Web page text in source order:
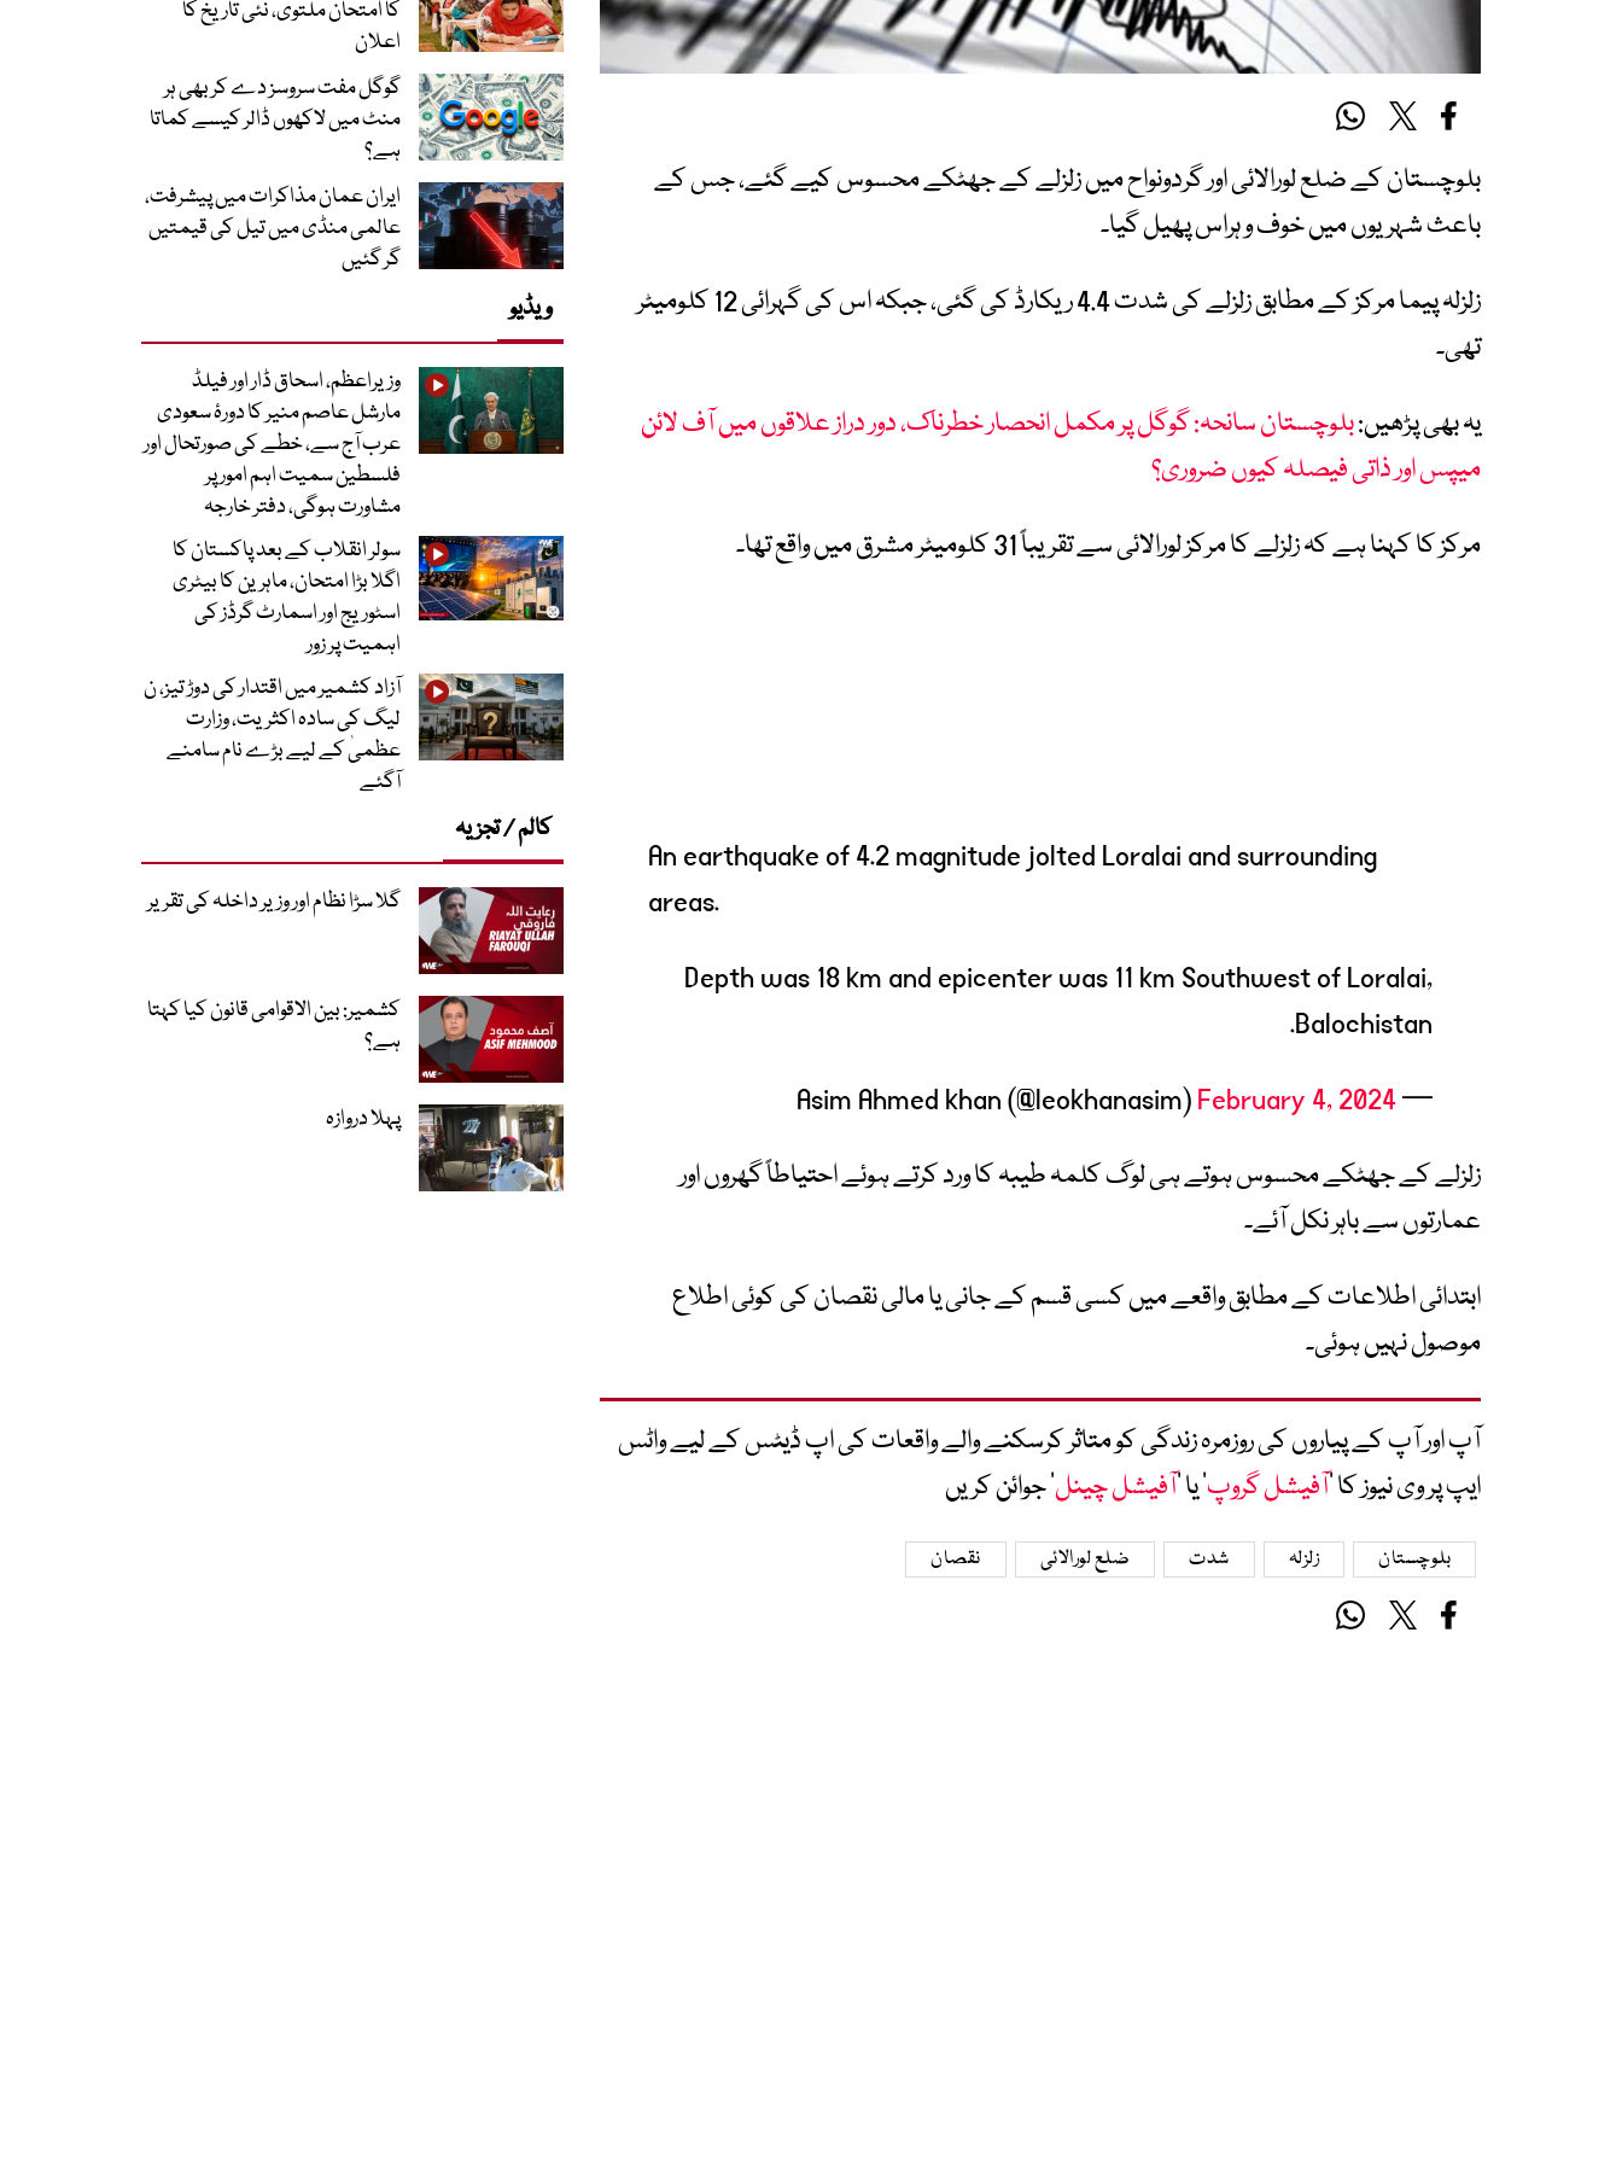
بلوچستان کے ضلع لورالائی اور گردونواح میں زلزلے کے جھٹکے محسوس کیے گئے، جس کے
باعث شہریوں میں خوف و ہراس پھیل گیا۔
زلزلہ پیما مرکز کے مطابق زلزلے کی شدت 4.4 ریکارڈ کی گئی، جبکہ اس کی گہرائی 12 کلومیٹر
تھی۔
یہ بھی پڑھیں:بلوچستان سانحہ: گوگل پر مکمل انحصار خطرناک، دور دراز علاقوں میں آف لائن
میپس اور ذاتی فیصلہ کیوں ضروری؟
مرکز کا کہنا ہے کہ زلزلے کا مرکز لورالائی سے تقریباً 31 کلومیٹر مشرق میں واقع تھا۔
An earthquake of 4.2 magnitude jolted Loralai and surrounding
areas.
Depth was 18 km and epicenter was 11 km Southwest of Loralai,
Balochistan.
— Asim Ahmed khan (@leokhanasim)
February 4, 2024
زلزلے کے جھٹکے محسوس ہوتے ہی لوگ کلمہ طیبہ کا ورد کرتے ہوئے احتیاطاً گھروں اور
عمارتوں سے باہر نکل آئے۔
ابتدائی اطلاعات کے مطابق واقعے میں کسی قسم کے جانی یا مالی نقصان کی کوئی اطلاع
موصول نہیں ہوئی۔
آپ اور آپ کے پیاروں کی روزمرہ زندگی کو متاثر کرسکنے والے واقعات کی اپ ڈیٹس کے لیے واٹس
ایپ پر وی نیوز کا ’آفیشل گروپ‘ یا ’آفیشل چینل‘ جوائن کریں
بلوچستان زلزلہ شدت ضلع لورالائی نقصان
کا امتحان ملتوی، نئی تاریخ کا
اعلان
گوگل مفت سروسز دے کر بھی ہر
منٹ میں لاکھوں ڈالر کیسے کماتا
ہے؟
ایران عمان مذاکرات میں پیشرفت،
عالمی منڈی میں تیل کی قیمتیں
گر گئیں
ویڈیو
وزیراعظم، اسحاق ڈار اور فیلڈ
مارشل عاصم منیر کا دورۂ سعودی
عرب آج سے، خطے کی صورتحال اور
فلسطین سمیت اہم امور پر
مشاورت ہوگی، دفتر خارجہ
سولر انقلاب کے بعد پاکستان کا
اگلا بڑا امتحان، ماہرین کا بیٹری
اسٹوریج اور اسمارٹ گرڈز کی
اہمیت پر زور
آزاد کشمیر میں اقتدار کی دوڑ تیز، ن
لیگ کی سادہ اکثریت، وزارت
عظمیٰ کے لیے بڑے نام سامنے
آگئے
کالم / تجزیہ
گلا سڑا نظام اور وزیر داخلہ کی تقریر
کشمیر: بین الاقوامی قانون کیا کہتا
ہے؟
پہلا دروازہ